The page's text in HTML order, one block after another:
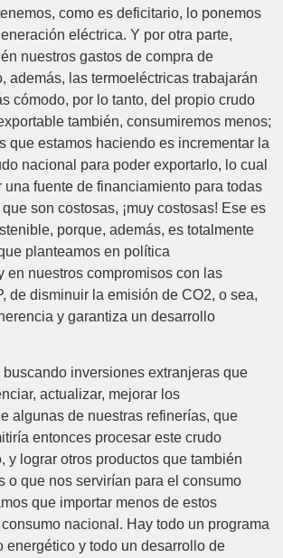
como es deficitario, lo ponemos
eléctrica. Y por otra parte,
nuestros gastos de compra de
además, las termoeléctricas trabajarán
cómodo, por lo tanto, del propio crudo
también, consumiremos menos;
que estamos haciendo es incrementar la
nacional para poder exportarlo, lo cual
una fuente de financiamiento para todas
son costosas, ¡muy costosas! Ese es
porque, además, es totalmente
planteamos en política
en nuestros compromisos con las
de disminuir la emisión de CO2, o sea,
y garantiza un desarrollo
buscando inversiones extranjeras que
actualizar, mejorar los
algunas de nuestras refinerías, que
entonces procesar este crudo
y lograr otros productos que también
o que nos servirían para el consumo
que importar menos de estos
nacional. Hay todo un programa
energético y todo un desarrollo de